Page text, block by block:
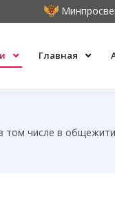
Главная
числе в